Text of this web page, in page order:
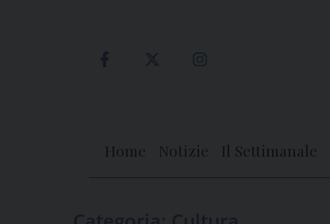
Home Notizie Il Settimanale